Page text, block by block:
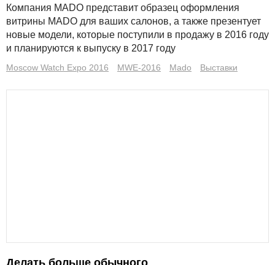
Компания MADO представит образец оформления
витрины MADO для ваших салонов, а также презентует
новые модели, которые поступили в продажу в 2016 году
и планируются к выпуску в 2017 году
Moscow Watch Expo 2016 MWE-2016 Mado Выставки